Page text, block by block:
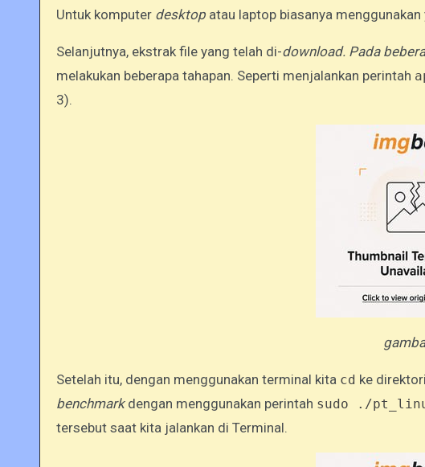
Untuk komputer desktop atau laptop biasanya
Selanjutnya, ekstrak file yang telah di-download. Pada
melakukan beberapa tahapan. Seperti menjalankan perintah
3).
Setelah itu, dengan menggunakan terminal kita cd ke
benchmark dengan menggunakan perintah sudo ./
tersebut saat kita jalankan di Terminal.